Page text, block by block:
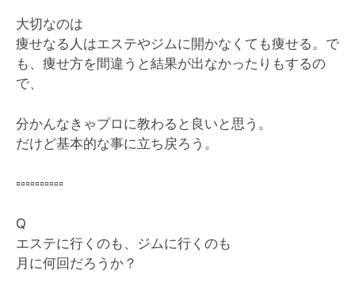
大切なのは
痩せなる人はエステやジムに開かなくても痩せる。で
も、痩せ方を間違うと結果が出なかったりもするの
で、
分かんなきゃプロに教わると良いと思う。
だけど基本的な事に立ち戻ろう。
▫️▫️▫️▫️▫️▫️▫️▫️▫️▫️
Q
エステに行くのも、ジムに行くのも
月に何回だろうか？